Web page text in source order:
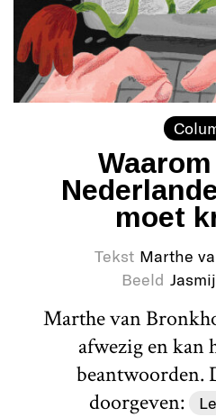
moet
Tekst Marthe
Beeld
Marthe van
afwezig en kan
beantwoorden.
doorgeven: